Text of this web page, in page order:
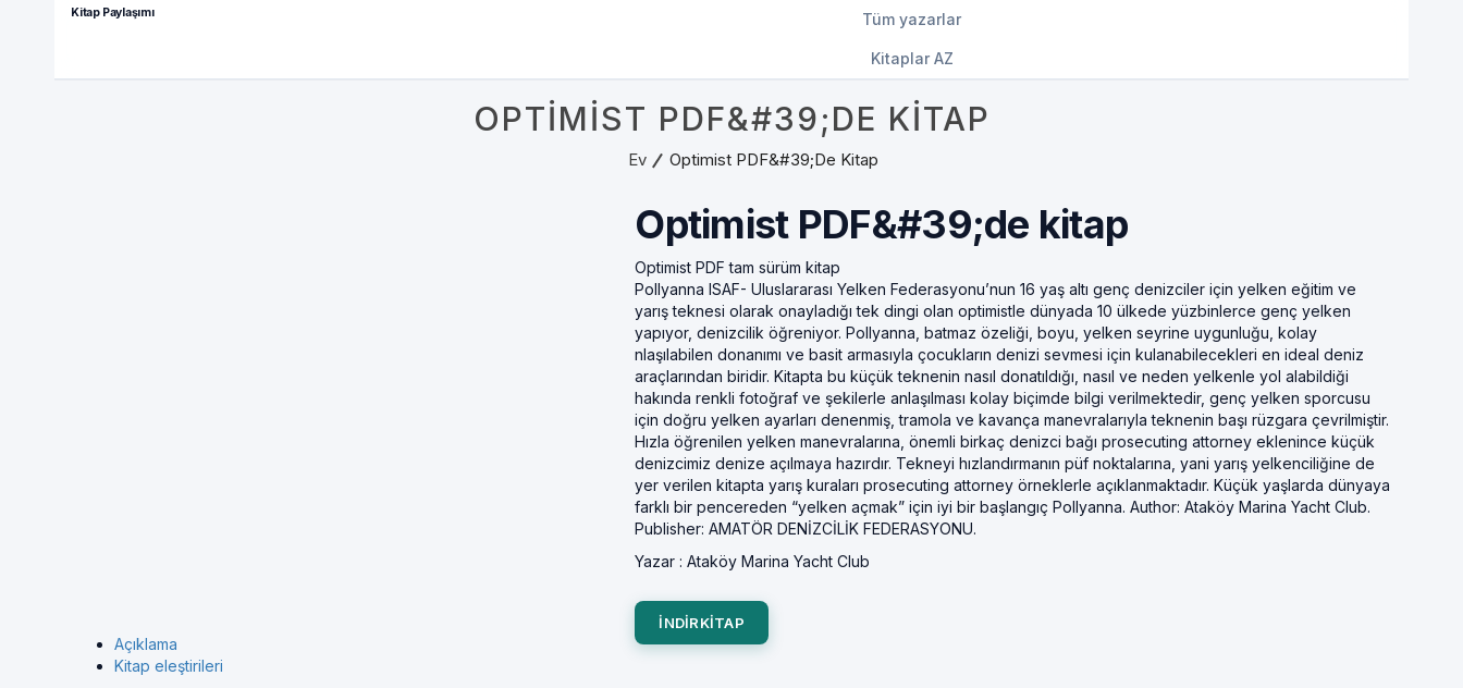
Kitap Paylaşımı Tüm yazarlar
Kitaplar AZ
OPTIMIST PDF&#39;DE KITAP
Ev Optimist PDF&#39;de Kitap
Optimist PDF&#39;de kitap
Optimist PDF tam sürüm kitap
Pollyanna ISAF- Uluslararası Yelken Federasyonu’nun 16 yaş altı genç denizciler için yelken eğitim ve
yarış teknesi olarak onayladığı tek dingi olan optimistle dünyada 10 ülkede yüzbinlerce genç yelken
yapıyor, denizcilik öğreniyor. Pollyanna, batmaz özeliği, boyu, yelken seyrine uygunluğu, kolay
nlaşılabilen donanımı ve basit armasıyla çocukların denizi sevmesi için kulanabilecekleri en ideal deniz
araçlarından biridir. Kitapta bu küçük teknenin nasıl donatıldığı, nasıl ve neden yelkenle yol alabildiği
hakında renkli fotoğraf ve şekilerle anlaşılması kolay biçimde bilgi verilmektedir, genç yelken sporcusu
için doğru yelken ayarları denenmiş, tramola ve kavança manevralarıyla teknenin başı rüzgara çevrilmiştir.
Hızla öğrenilen yelken manevralarına, önemli birkaç denizci bağı prosecuting attorney eklenince küçük
denizcimiz denize açılmaya hazırdır. Tekneyi hızlandırmanın püf noktalarına, yani yarış yelkenciliğine de
yer verilen kitapta yarış kuraları prosecuting attorney örneklerle açıklanmaktadır. Küçük yaşlarda dünyaya
farklı bir pencereden “yelken açmak” için iyi bir başlangıç Pollyanna. Author: Ataköy Marina Yacht Club.
Publisher: AMATÖR DENİZCİLİK FEDERASYONU.
Yazar :Ataköy Marina Yacht Club
INDIRKITAP
Açıklama
Kitap eleştirileri